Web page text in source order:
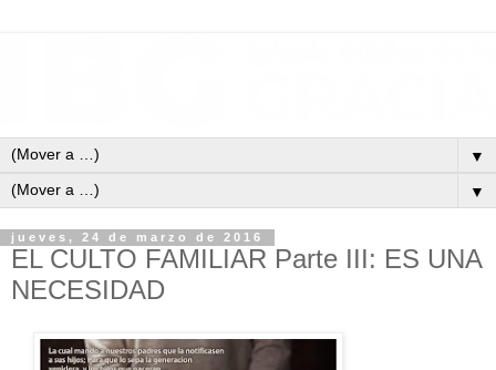
▼
▼
jueves, 24 de marzo de 2016
EL CULTO FAMILIAR Parte III: ES UNA
NECESIDAD